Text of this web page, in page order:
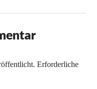
Erforderliche